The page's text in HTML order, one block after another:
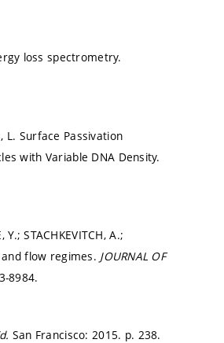
loss spectrometry.
L. Surface Passivation
with Variable DNA Density.
Y.; STACHKEVITCH, A.;
and flow regimes. JOURNAL OF
8984.
San Francisco: 2015. p. 238.